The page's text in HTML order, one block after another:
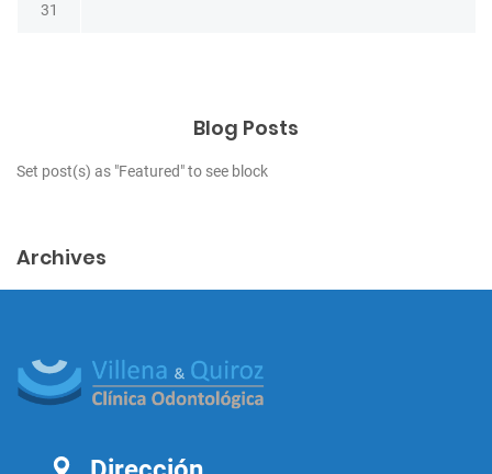
31
Blog Posts
Set post(s) as "Featured" to see block
Archives